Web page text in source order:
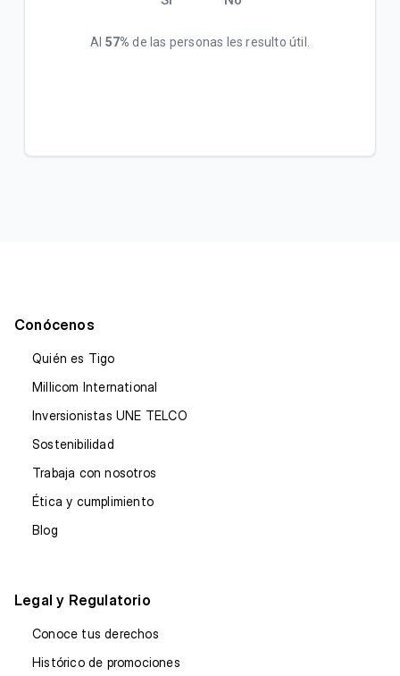
Al 57% de las personas les resulto útil.
Conócenos
Quién es Tigo
Millicom International
Inversionistas UNE TELCO
Sostenibilidad
Trabaja con nosotros
Ética y cumplimiento
Blog
Legal y Regulatorio
Conoce tus derechos
Histórico de promociones